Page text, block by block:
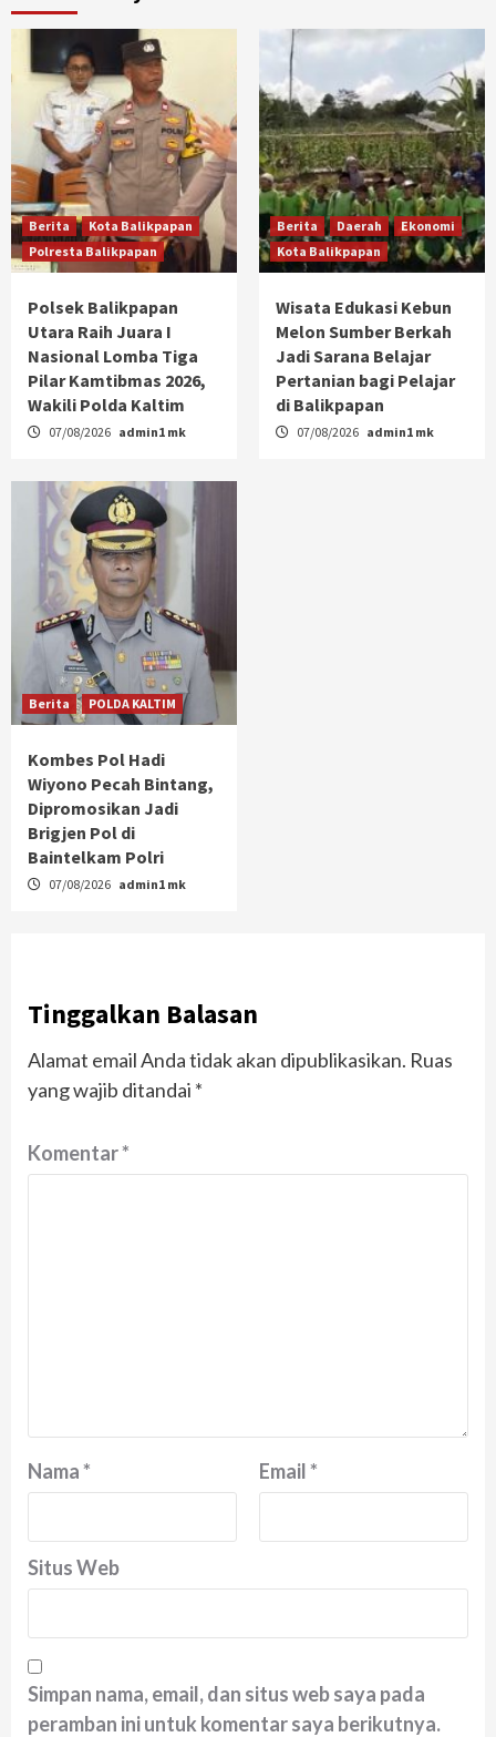
Berita
Kota Balikpapan
Polresta Balikpapan
Polsek Balikpapan
Utara Raih Juara I
Nasional Lomba Tiga
Pilar Kamtibmas 2026,
Wakili Polda Kaltim
07/08/2026 admin1 mk
Berita Daerah
Ekonomi
Kota Balikpapan
Wisata Edukasi Kebun
Melon Sumber Berkah
Jadi Sarana Belajar
Pertanian bagi Pelajar
di Balikpapan
07/08/2026 admin1 mk
Berita POLDA KALTIM
Kombes Pol Hadi
Wiyono Pecah Bintang,
Dipromosikan Jadi
Brigjen Pol di
Baintelkam Polri
07/08/2026 admin1 mk
Tinggalkan Balasan
Alamat email Anda tidak akan dipublikasikan. Ruas
yang wajib ditandai *
Komentar*
Nama* Email*
Situs Web
Simpan nama, email, dan situs web saya pada
peramban ini untuk komentar saya berikutnya.